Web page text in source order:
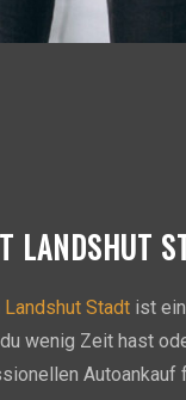
LANDSHUT
Stadt ist
wenig Zeit hast
Autoankauf